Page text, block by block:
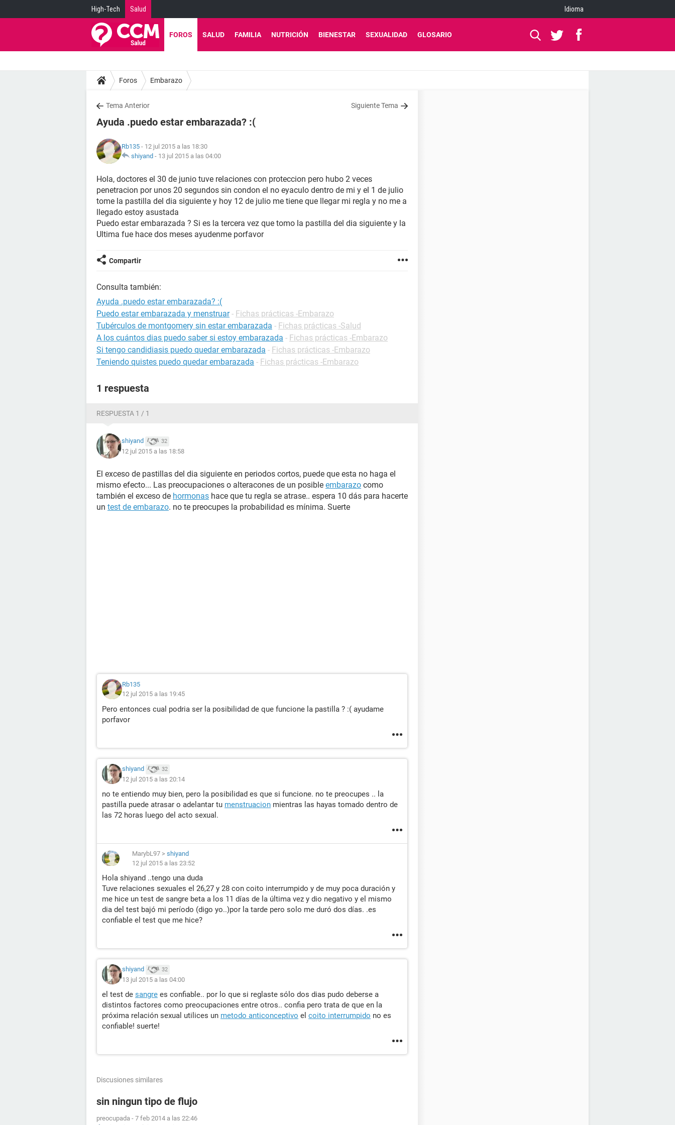
High-Tech Salud Idioma
FOROS SALUD FAMILIA NUTRICIÓN BIENESTAR SEXUALIDAD GLOSARIO
Foros Embarazo
Tema Anterior Siguiente Tema
Ayuda .puedo estar embarazada? :(
Rb135 - 12 jul 2015 a las 18:30
shiyand - 13 jul 2015 a las 04:00
Hola, doctores el 30 de junio tuve relaciones con proteccion pero hubo 2 veces
penetracion por unos 20 segundos sin condon el no eyaculo dentro de mi y el 1 de julio
tome la pastilla del dia siguiente y hoy 12 de julio me tiene que llegar mi regla y no me a
llegado estoy asustada
Puedo estar embarazada ? Si es la tercera vez que tomo la pastilla del dia siguiente y la
Ultima fue hace dos meses ayudenme porfavor
Compartir
Consulta también:
Ayuda .puedo estar embarazada? :(
Puedo estar embarazada y menstruar - Fichas prácticas -Embarazo
Tubérculos de montgomery sin estar embarazada - Fichas prácticas -Salud
A los cuántos dias puedo saber si estoy embarazada - Fichas prácticas -Embarazo
Si tengo candidiasis puedo quedar embarazada - Fichas prácticas -Embarazo
Teniendo quistes puedo quedar embarazada - Fichas prácticas -Embarazo
1 respuesta
RESPUESTA 1 / 1
shiyand 32
12 jul 2015 a las 18:58
El exceso de pastillas del dia siguiente en periodos cortos, puede que esta no haga el
mismo efecto... Las preocupaciones o alteracones de un posible embarazo como
también el exceso de hormonas hace que tu regla se atrase.. espera 10 dás para hacerte
un test de embarazo. no te preocupes la probabilidad es mínima. Suerte
Rb135
12 jul 2015 a las 19:45
Pero entonces cual podria ser la posibilidad de que funcione la pastilla ? :( ayudame
porfavor
shiyand 32
12 jul 2015 a las 20:14
no te entiendo muy bien, pero la posibilidad es que si funcione. no te preocupes .. la
pastilla puede atrasar o adelantar tu menstruacion mientras las hayas tomado dentro de
las 72 horas luego del acto sexual.
MarybL97 > shiyand
12 jul 2015 a las 23:52
Hola shiyand ..tengo una duda
Tuve relaciones sexuales el 26,27 y 28 con coito interrumpido y de muy poca duración y
me hice un test de sangre beta a los 11 días de la última vez y dio negativo y el mismo
dia del test bajó mi período (digo yo..)por la tarde pero solo me duró dos días. .es
confiable el test que me hice?
shiyand 32
13 jul 2015 a las 04:00
el test de sangre es confiable.. por lo que si reglaste sólo dos dias pudo deberse a
distintos factores como preocupaciones entre otros.. confia pero trata de que en la
próxima relación sexual utilices un metodo anticonceptivo el coito interrumpido no es
confiable! suerte!
Discusiones similares
sin ningun tipo de flujo
preocupada - 7 feb 2014 a las 22:46